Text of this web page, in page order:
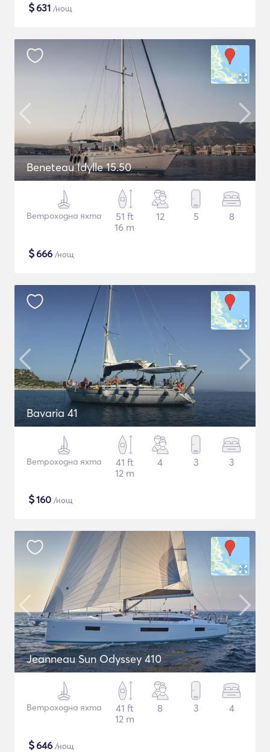
$631 /нощ
Beneteau Idylle 15.50
Ветроходна яхта
51 ft
16 m
12 5 8
$666 /нощ
Bavaria 41
Ветроходна яхта
41 ft
12 m
4 3 3
$160 /нощ
Jeanneau Sun Odyssey 410
Ветроходна яхта
41 ft
12 m
8 3 4
$646 /нощ